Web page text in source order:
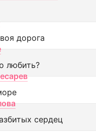
дорога
любить?
сердец